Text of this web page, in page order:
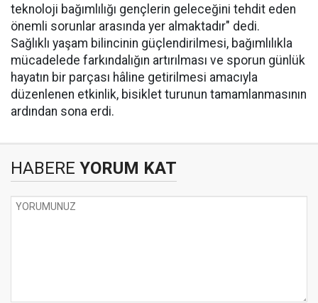
teknoloji bağımlılığı gençlerin geleceğini tehdit eden
önemli sorunlar arasında yer almaktadır" dedi.
Sağlıklı yaşam bilincinin güçlendirilmesi, bağımlılıkla
mücadelede farkındalığın artırılması ve sporun günlük
hayatın bir parçası hâline getirilmesi amacıyla
düzenlenen etkinlik, bisiklet turunun tamamlanmasının
ardından sona erdi.
HABERE YORUM KAT